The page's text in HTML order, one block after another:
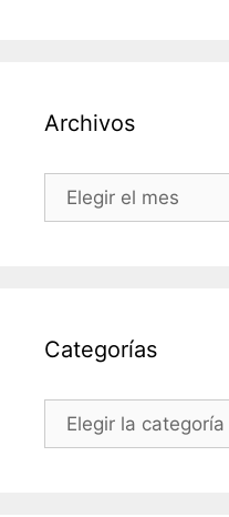
Archivos
Archivos
Categorías
Categorías